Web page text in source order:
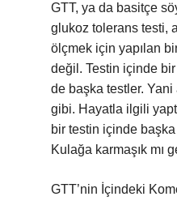
GTT, ya da basitçe
glukoz tolerans testi,
ölçmek için yapılan
değil. Testin içinde
de başka testler. Yani
gibi. Hayatla ilgili
bir testin içinde başka
Kulağa karmaşık mı
GTT’nin İçindeki